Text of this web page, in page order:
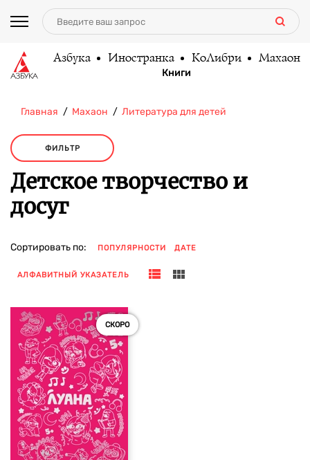
Азбука Иностранка КоЛибри Махаон
Книги
Главная Махаон Литература для детей
ФИЛЬТР
Детское творчество и
досуг
Сортировать по: ПОПУЛЯРНОСТИ ДАТЕ
АЛФАВИТНЫЙ УКАЗАТЕЛЬ
СКОРО